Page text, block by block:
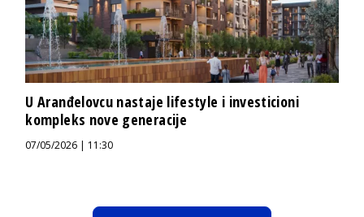
U Aranđelovcu nastaje lifestyle i investicioni
kompleks nove generacije
07/05/2026 | 11:30